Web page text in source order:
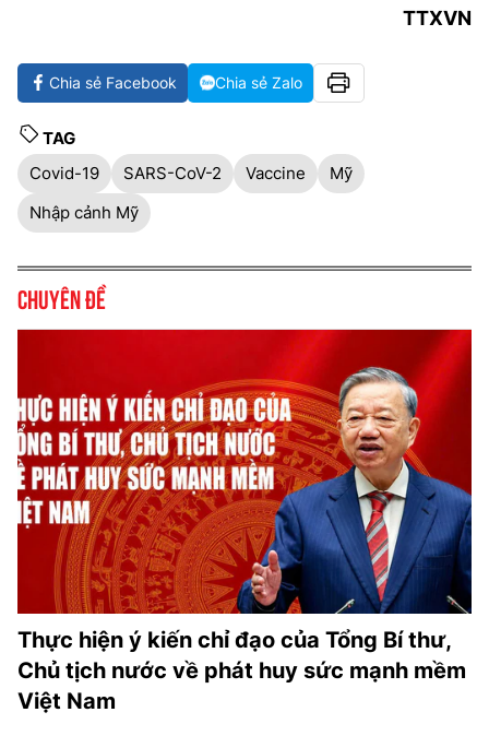
TTXVN
Chia sẻ Facebook Chia sẻ Zalo
TAG
Covid-19
SARS-CoV-2 Vaccine
Mỹ
Nhập cảnh Mỹ
Chuyên đề
Thực hiện ý kiến chỉ đạo của Tổng Bí thư,
Chủ tịch nước về phát huy sức mạnh mềm
Việt Nam